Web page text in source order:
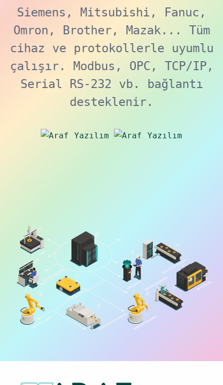
Siemens, Mitsubishi, Fanuc,
Omron, Brother, Mazak... Tüm
cihaz ve protokollerle uyumlu
çalışır. Modbus, OPC, TCP/IP,
Serial RS-232 vb. bağlantı
desteklenir.